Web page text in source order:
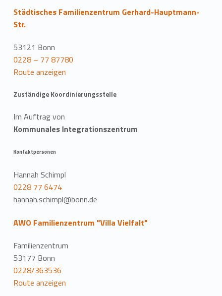
Städtisches Familienzentrum Gerhard-Hauptmann-
Str.
53121 Bonn
0228 – 77 87780
Route anzeigen
Zuständige Koordinierungsstelle
Im Auftrag von
Kommunales Integrationszentrum
Kontaktpersonen
Hannah Schimpl
0228 77 6474
hannah.schimpl@bonn.de
AWO Familienzentrum "Villa Vielfalt"
Familienzentrum
53177 Bonn
0228/363536
Route anzeigen